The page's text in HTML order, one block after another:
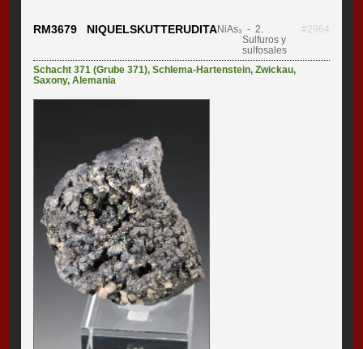
RM3679 NIQUELSKUTTERUDITANiAs₃ - 2.
Sulfuros y
sulfosales
#2964
Schacht 371 (Grube 371),Schlema-Hartenstein,Zwickau,
Saxony,Alemania